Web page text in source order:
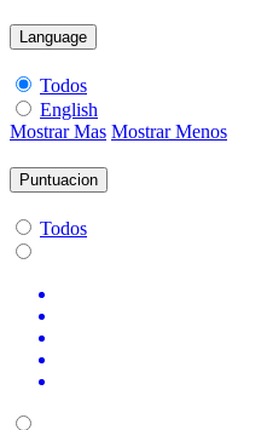
Language
Todos
English
Mostrar Mas Mostrar Menos
Puntuacion
Todos